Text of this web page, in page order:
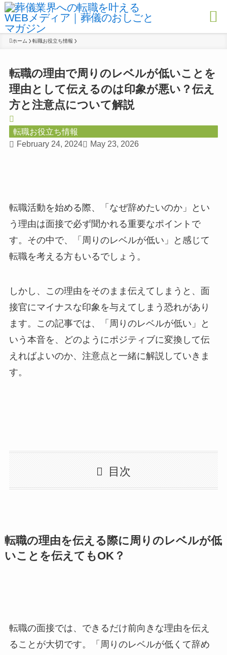
ホーム 転職お役立ち情報
転職の理由で周りのレベルが低いことを
理由として伝えるのは印象が悪い？伝え
方と注意点について解説
転職お役立ち情報
February 24, 2024
May 23, 2026
転職活動を始める際、「なぜ辞めたいのか」とい
う理由は面接で必ず聞かれる重要なポイントで
す。その中で、「周りのレベルが低い」と感じて
転職を考える方もいるでしょう。
しかし、この理由をそのまま伝えてしまうと、面
接官にマイナスな印象を与えてしまう恐れがあり
ます。この記事では、「周りのレベルが低い」と
いう本音を、どのようにポジティブに変換して伝
えればよいのか、注意点と一緒に解説していきま
す。
目次
転職の理由を伝える際に周りのレベルが低
いことを伝えてもOK？
転職の面接では、できるだけ前向きな理由を伝え
ることが大切です。「周りのレベルが低くて辞め